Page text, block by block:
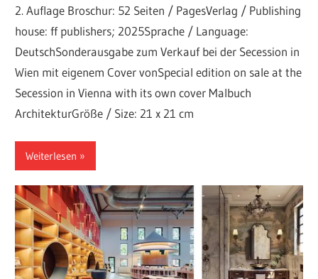
2. Auflage Broschur: 52 Seiten / PagesVerlag / Publishing
house: ff publishers; 2025Sprache / Language:
DeutschSonderausgabe zum Verkauf bei der Secession in
Wien mit eigenem Cover vonSpecial edition on sale at the
Secession in Vienna with its own cover Malbuch
ArchitekturGröße / Size: 21 x 21 cm
Weiterlesen